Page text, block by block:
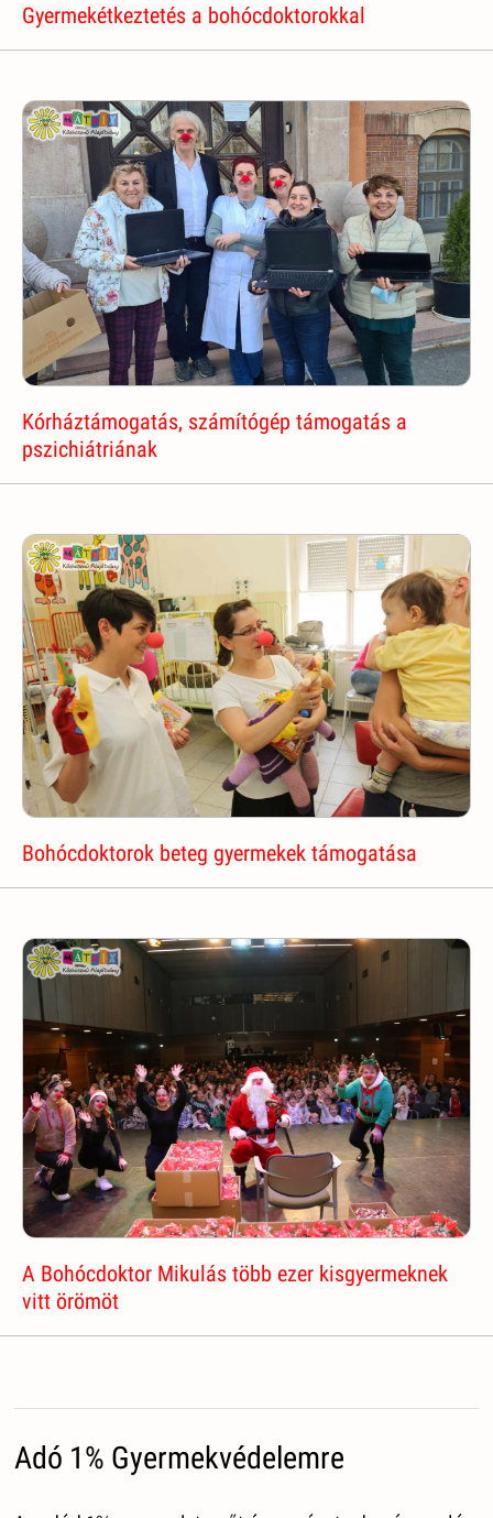
Gyermekétkeztetés a bohócdoktorokkal
Kórháztámogatás, számítógép támogatás a
pszichiátriának
Bohócdoktorok beteg gyermekek támogatása
A Bohócdoktor Mikulás több ezer kisgyermeknek
vitt örömöt
Adó 1% Gyermekvédelemre